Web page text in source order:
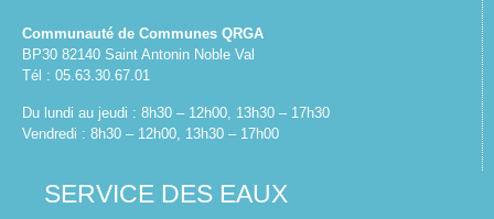
Communauté de Communes QRGA
BP30 82140 Saint Antonin Noble Val
Tél : 05.63.30.67.01
Du lundi au jeudi : 8h30 – 12h00, 13h30 – 17h30
Vendredi : 8h30 – 12h00, 13h30 – 17h00
SERVICE DES EAUX